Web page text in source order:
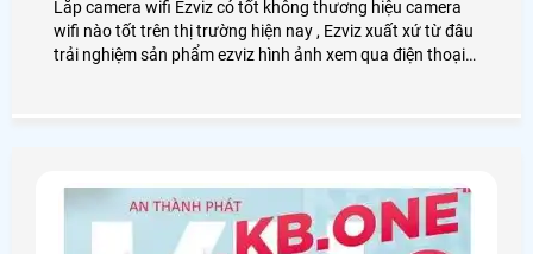
Lắp camera wifi Ezviz có tốt không thương hiệu camera
wifi nào tốt trên thị trường hiện nay , Ezviz xuất xứ từ đâu
trải nghiệm sản phẩm ezviz hình ảnh xem qua điện thoại